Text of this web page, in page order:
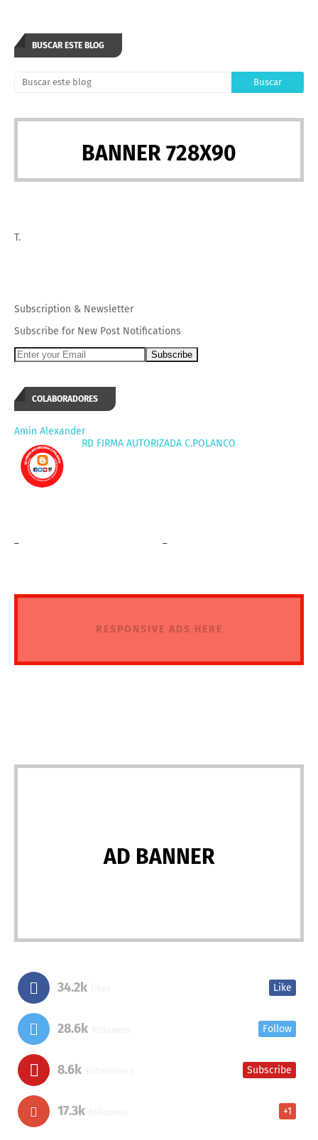
BUSCAR ESTE BLOG
BANNER 728X90
T.
Subscription & Newsletter
Subscribe for New Post Notifications
COLABORADORES
Amin Alexander
RD FIRMA AUTORIZADA C.POLANCO
RESPONSIVE ADS HERE
AD BANNER
34.2k Like
28.6k Follow
8.6k Subscribe
17.3k +1